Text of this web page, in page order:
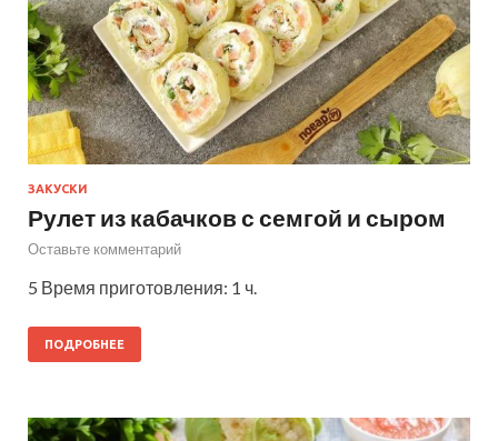
ЗАКУСКИ
Рулет из кабачков с семгой и сыром
Оставьте комментарий
5 Время приготовления: 1 ч.
ПОДРОБНЕЕ